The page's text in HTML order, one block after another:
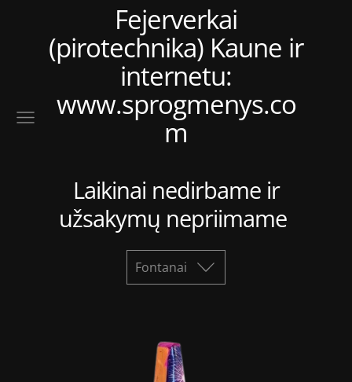
Fejerverkai
(pirotechnika) Kaune ir
internetu:
www.sprogmenys.co
m
Laikinai nedirbame ir
užsakymų nepriimame
Fontanai